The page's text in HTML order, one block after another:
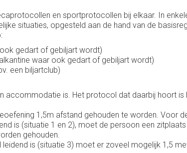
en sportprotocollen bij elkaar. In
situaties, opgesteld aan de hand van de
gedart of gebiljart wordt)
waar ook gedart of gebiljart wordt)
een biljartclub)
accommodatie is. Het protocol dat daarbij hoort
1,5m afstand gehouden te worden. Voor
is (situatie 1 en 2), moet de persoon een
gehouden.
is (situatie 3) moet er zoveel mogelijk 1,5